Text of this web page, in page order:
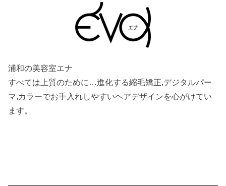
浦和の美容室エナ
すべては上質のために…進化する縮毛矯正,デジタルパー
マ,カラーでお手入れしやすいヘアデザインを心がけてい
ます。